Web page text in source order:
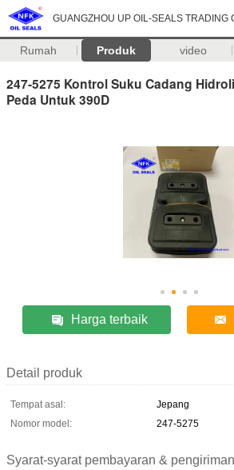
GUANGZHOU UP OIL-SEALS TRADING
Rumah Produk video
247-5275 Kontrol Suku Cadang
Peda Untuk 390D
Harga terbaik
Detail produk
Tempat asal:
Jepang
Nomor model:
247-5275
Syarat-syarat pembayaran & pengiriman